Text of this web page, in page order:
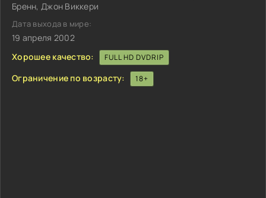
Бренн, Джон Виккери
Дата выхода в мире:
19 апреля 2002
Хорошее качество:
FULL HD DVDRIP
Ограничение по возрасту: 18+